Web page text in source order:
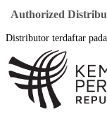
Authorized
Distributor terdaftar